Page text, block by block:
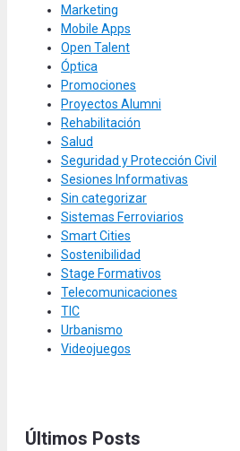
Marketing
Mobile Apps
Open Talent
Óptica
Promociones
Proyectos Alumni
Rehabilitación
Salud
Seguridad y Protección Civil
Sesiones Informativas
Sin categorizar
Sistemas Ferroviarios
Smart Cities
Sostenibilidad
Stage Formativos
Telecomunicaciones
TIC
Urbanismo
Videojuegos
Últimos Posts